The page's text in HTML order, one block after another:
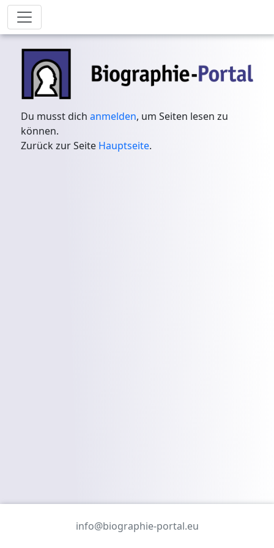
Du musst dichanmelden, um Seiten lesen zu
können.
Zurück zur Seite Hauptseite.
info@biographie-portal.eu